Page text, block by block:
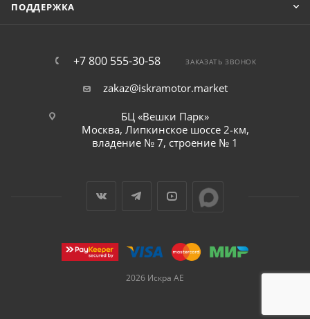
ПОДДЕРЖКА
+7 800 555-30-58 ЗАКАЗАТЬ ЗВОНОК
zakaz@iskramotor.market
БЦ «Вешки Парк»
Москва, Липкинское шоссе 2-км,
владение № 7, строение № 1
2026 Искра АЕ